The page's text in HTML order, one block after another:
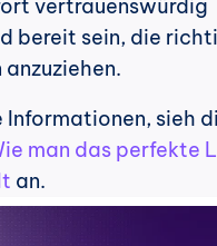
vertrauenswürdig
bereit sein, die
Informationen, sieh
man das perfekte
an.